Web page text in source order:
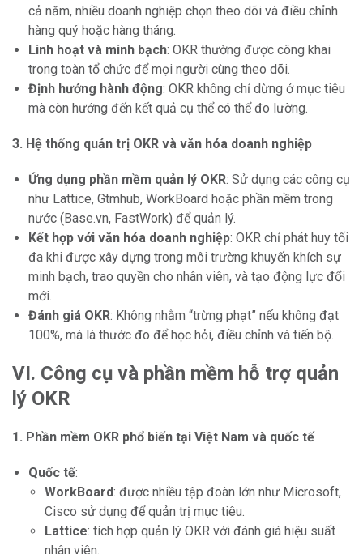
cả năm, nhiều doanh nghiệp chọn theo dõi và điều chỉnh
hàng quý hoặc hàng tháng.
Linh hoạt và minh bạch: OKR thường được công khai
trong toàn tổ chức để mọi người cùng theo dõi.
Định hướng hành động: OKR không chỉ dừng ở mục tiêu
mà còn hướng đến kết quả cụ thể có thể đo lường.
3. Hệ thống quản trị OKR và văn hóa doanh nghiệp
Ứng dụng phần mềm quản lý OKR: Sử dụng các công cụ
như Lattice, Gtmhub, WorkBoard hoặc phần mềm trong
nước (Base.vn, FastWork) để quản lý.
Kết hợp với văn hóa doanh nghiệp: OKR chỉ phát huy tối
đa khi được xây dựng trong môi trường khuyến khích sự
minh bạch, trao quyền cho nhân viên, và tạo động lực đổi
mới.
Đánh giá OKR: Không nhằm “trừng phạt” nếu không đạt
100%, mà là thước đo để học hỏi, điều chỉnh và tiến bộ.
VI. Công cụ và phần mềm hỗ trợ quản
lý OKR
1. Phần mềm OKR phổ biến tại Việt Nam và quốc tế
Quốc tế:
WorkBoard: được nhiều tập đoàn lớn như Microsoft,
Cisco sử dụng để quản trị mục tiêu.
Lattice: tích hợp quản lý OKR với đánh giá hiệu suất
nhân viên.